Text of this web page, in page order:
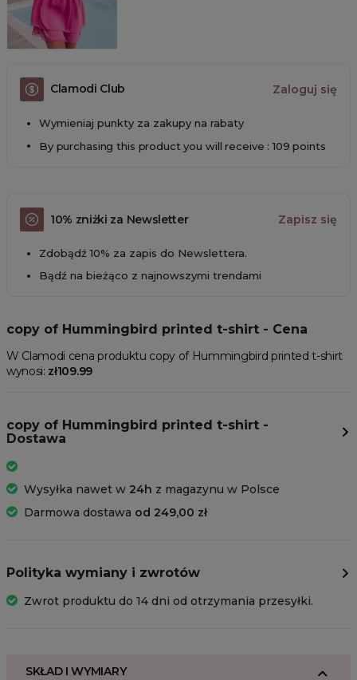
Clamodi Club Zaloguj się
Wymieniaj punkty za zakupy na rabaty
By purchasing this product you will receive : 109 points
10% zniżki za Newsletter Zapisz się
Zdobądź 10% za zapis do Newslettera.
Bądź na bieżąco z najnowszymi trendami
copy of Hummingbird printed t-shirt - Cena
W Clamodi cena produktu copy of Hummingbird printed t-shirt
wynosi: zł109.99
copy of Hummingbird printed t-shirt -
Dostawa
Wysyłka nawet w 24h z magazynu w Polsce
Darmowa dostawa od 249,00 zł
Polityka wymiany i zwrotów
Zwrot produktu do 14 dni od otrzymania przesyłki.
SKŁAD I WYMIARY